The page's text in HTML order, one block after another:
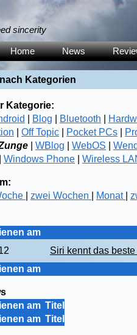
sincerity
Home News
Kategorien
Kategorie:
Blog Bluetooth
Off Topic Pocket PCs
WBlog WebOS
Windows Phone Wireless
zwei Wochen Monat
am
am
Siri kennt das
am Titel
am Titel